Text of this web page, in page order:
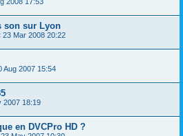
son sur Lyon
23 Mar 2008 20:22
Aug 2007 15:54
2007 18:19
en DVCPro HD ?